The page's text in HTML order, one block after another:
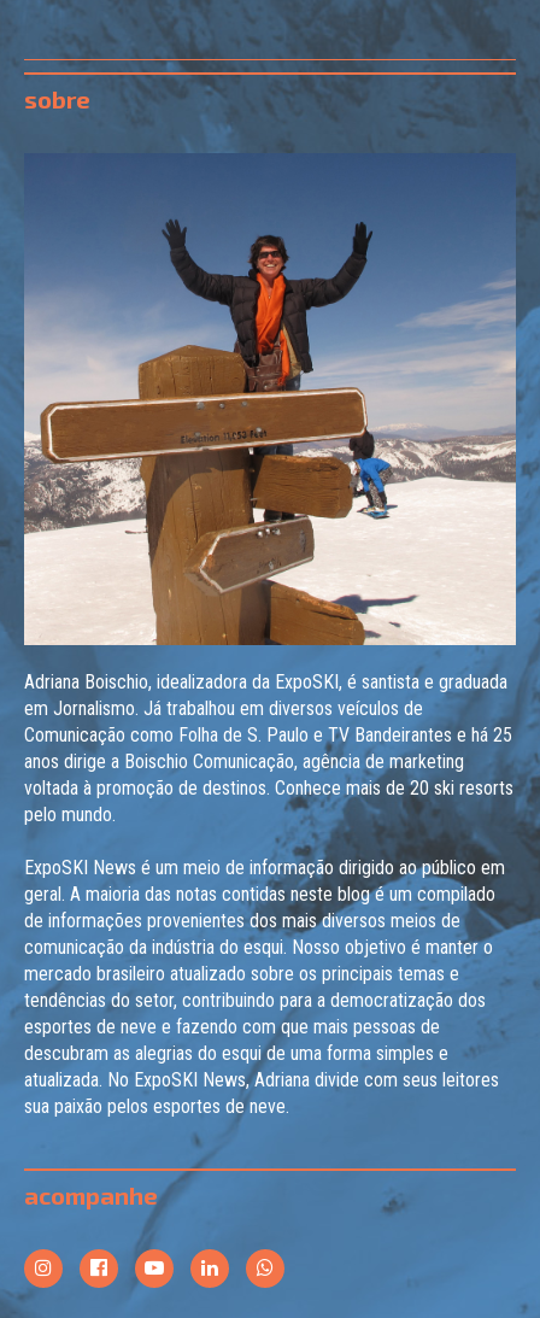
sobre
Adriana Boischio, idealizadora da ExpoSKI, é santista e graduada
em Jornalismo. Já trabalhou em diversos veículos de
Comunicação como Folha de S. Paulo e TV Bandeirantes e há 25
anos dirige a Boischio Comunicação, agência de marketing
voltada à promoção de destinos. Conhece mais de 20 ski resorts
pelo mundo.
ExpoSKI News é um meio de informação dirigido ao público em
geral. A maioria das notas contidas neste blog é um compilado
de informações provenientes dos mais diversos meios de
comunicação da indústria do esqui. Nosso objetivo é manter o
mercado brasileiro atualizado sobre os principais temas e
tendências do setor, contribuindo para a democratização dos
esportes de neve e fazendo com que mais pessoas de
descubram as alegrias do esqui de uma forma simples e
atualizada. No ExpoSKI News, Adriana divide com seus leitores
sua paixão pelos esportes de neve.
acompanhe